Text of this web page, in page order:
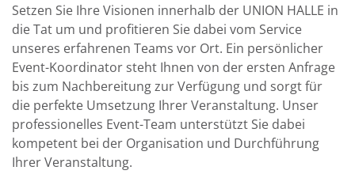
Setzen Sie Ihre Visionen innerhalb der UNION HALLE in
die Tat um und profitieren Sie dabei vom Service
unseres erfahrenen Teams vor Ort. Ein persönlicher
Event-Koordinator steht Ihnen von der ersten Anfrage
bis zum Nachbereitung zur Verfügung und sorgt für
die perfekte Umsetzung Ihrer Veranstaltung. Unser
professionelles Event-Team unterstützt Sie dabei
kompetent bei der Organisation und Durchführung
Ihrer Veranstaltung.